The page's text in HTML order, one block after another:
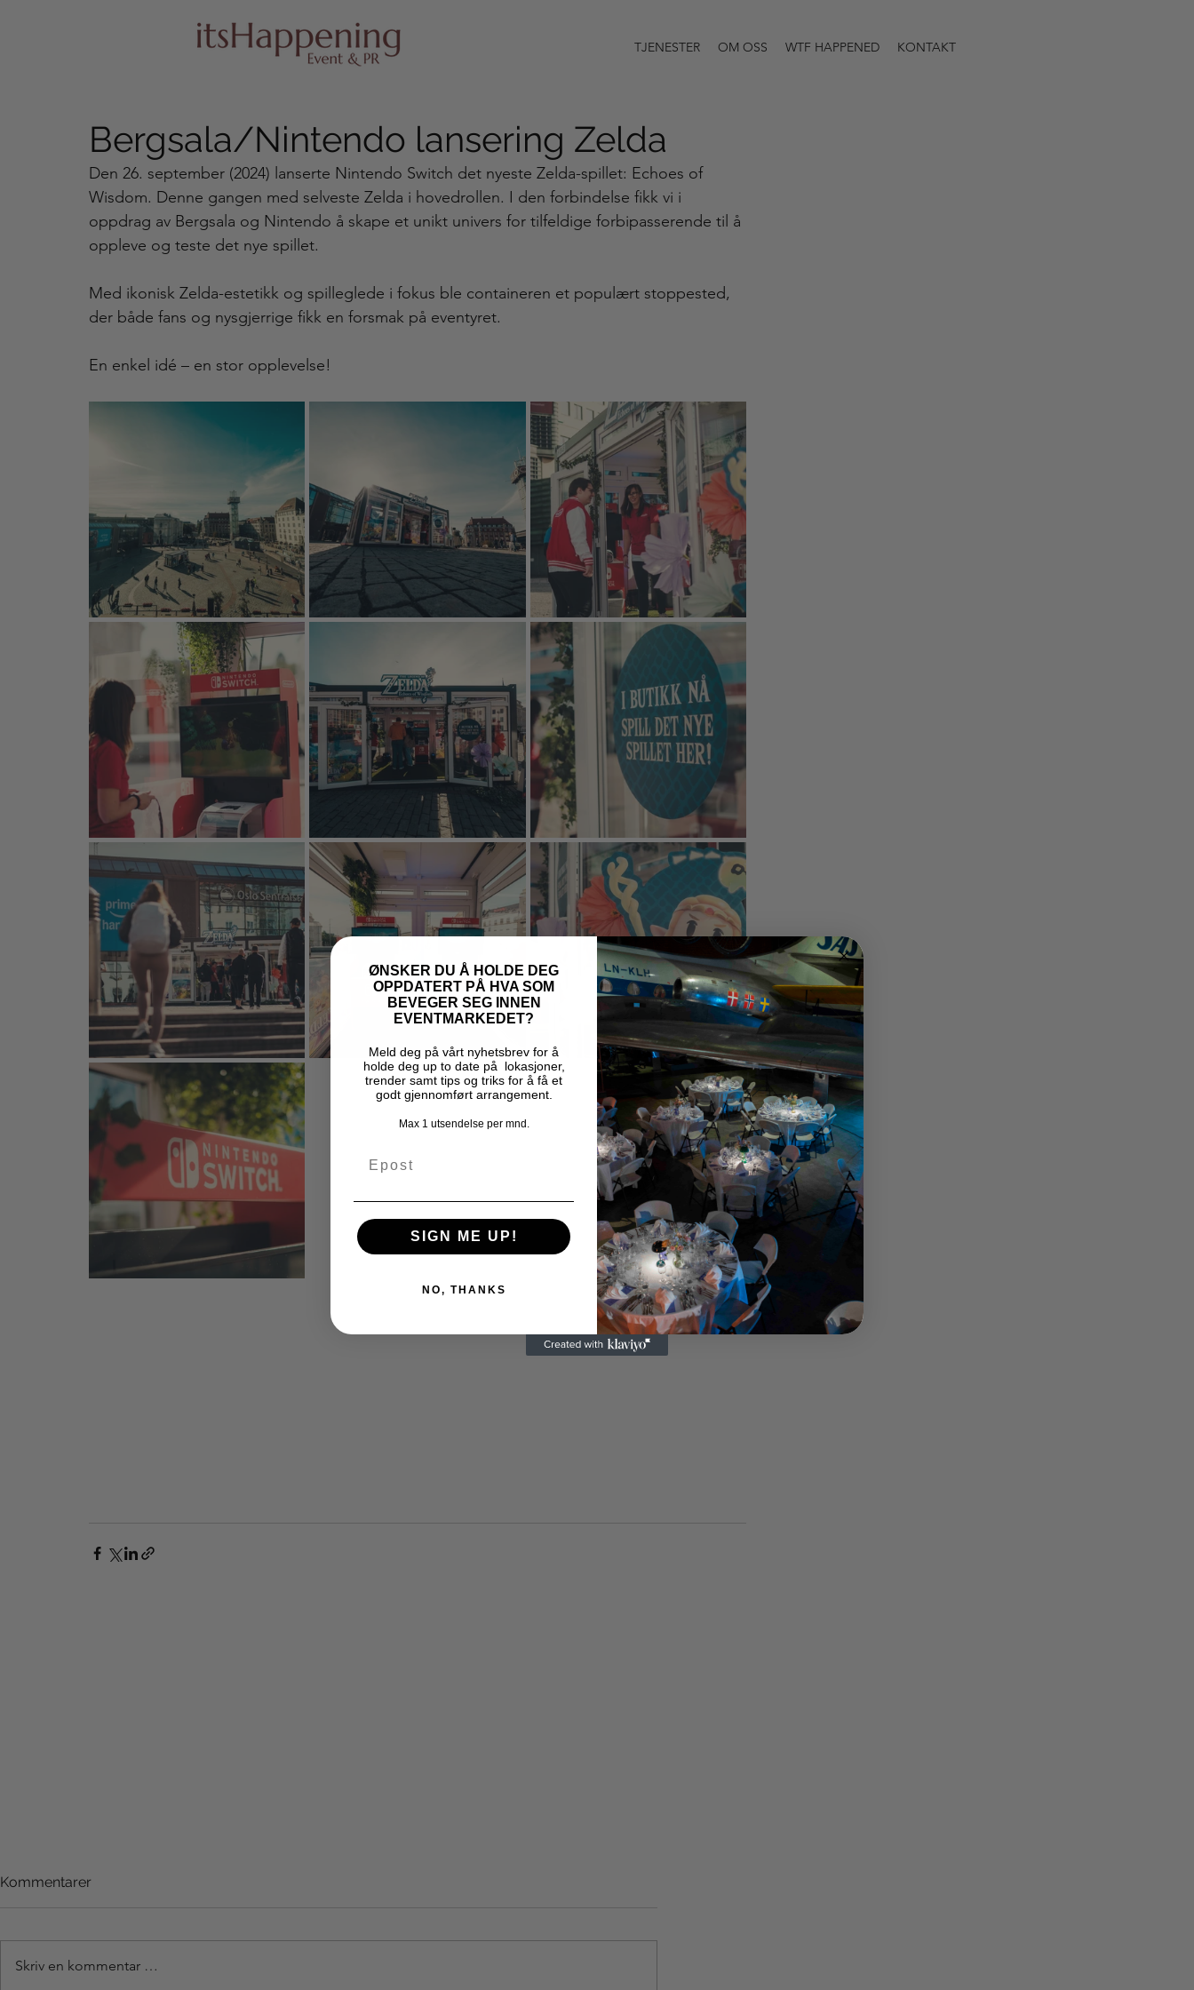
TJENESTER OM OSS WTF HAPPENED KONTAKT
Bergsala/Nintendo lansering Zelda
Den 26. september (2024) lanserte Nintendo Switch det nyeste Zelda-spillet: Echoes of
Wisdom. Denne gangen med selveste Zelda i hovedrollen. I den forbindelse fikk vi i
oppdrag av Bergsala og Nintendo å skape et unikt univers for tilfeldige forbipasserende til å
oppleve og teste det nye spillet.
Med ikonisk Zelda-estetikk og spilleglede i fokus ble containeren et populært stoppested,
der både fans og nysgjerrige fikk en forsmak på eventyret.
En enkel idé – en stor opplevelse!
Jarritos/Sampling
Kommentarer
Skriv en kommentar …
ØNSKER DU Å HOLDE DEG
OPPDATERT PÅ HVA SOM
BEVEGER SEG INNEN
EVENTMARKEDET?
Meld deg på vårt nyhetsbrev for å
holde deg up to date på lokasjoner,
trender samt tips og triks for å få et
godt gjennomført arrangement.
Max 1 utsendelse per mnd.
SIGN ME UP!
NO, THANKS